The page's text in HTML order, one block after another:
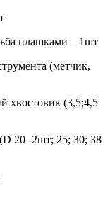
плашками – 1шт
(метчик,
хвостовик (3,5;4,5
20 -2шт; 25; 30; 38